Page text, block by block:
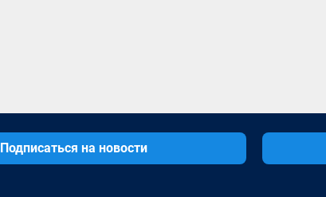
Подписаться на новости